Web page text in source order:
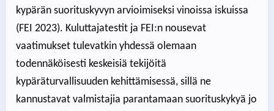
kypärän suorituskyvyn arvioimiseksi vinoissa iskuissa
(FEI 2023). Kuluttajatestit ja FEI:n nousevat
vaatimukset tulevatkin yhdessä olemaan
todennäköisesti keskeisiä tekijöitä
kypäräturvallisuuden kehittämisessä, sillä ne
kannustavat valmistajia parantamaan suorituskykyä jo